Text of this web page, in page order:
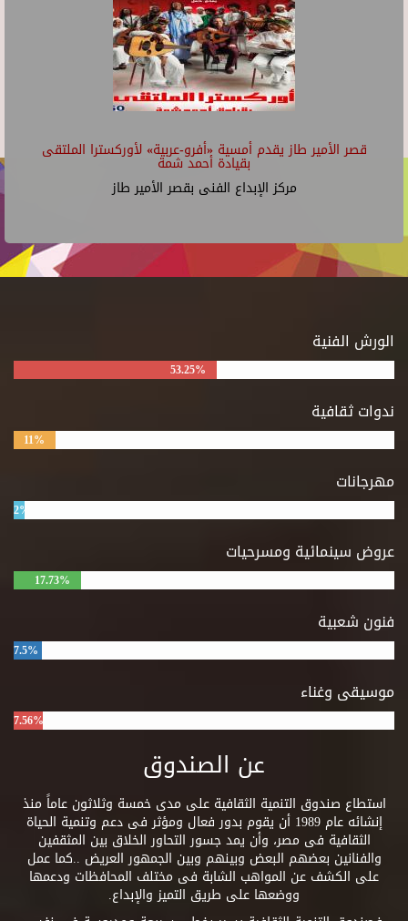
قصر الأمير طاز يقدم أمسية «أفرو-عربية» لأوركسترا الملتقى
بقيادة أحمد شمة
مركز الإبداع الفنى بقصر الأمير طاز
الورش الفنية
53.25%
ندوات ثقافية
11%
مهرجانات
2%
عروض سينمائية ومسرحيات
17.73%
فنون شعبية
7.5%
موسيقى وغناء
7.56%
عن الصندوق
استطاع صندوق التنمية الثقافية على مدى خمسة وثلاثون عاماً منذ
إنشائه عام 1989 أن يقوم بدور فعال ومؤثر فى دعم وتنمية الحياة
الثقافية فى مصر، وأن يمد جسور التحاور الخلاق بين المثقفين
والفنانين بعضهم البعض وبينهم وبين الجمهور العريض ..كما عمل
على الكشف عن المواهب الشابة فى مختلف المحافظات ودعمها
ووضعها على طريق التميز والإبداع.